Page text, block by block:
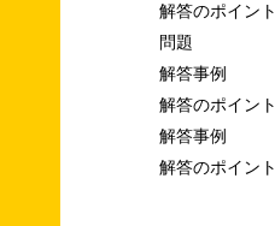
解答のポイント
問題
解答事例
解答のポイント
解答事例
解答のポイント